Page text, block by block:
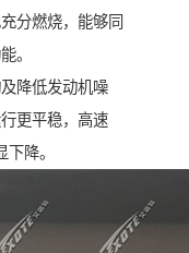
分燃烧，能够同
。
降低发动机噪
更平稳，高速
降。